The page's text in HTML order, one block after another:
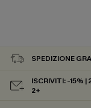
SPEDIZIONE
ISCRIVITI: -15% |
2+